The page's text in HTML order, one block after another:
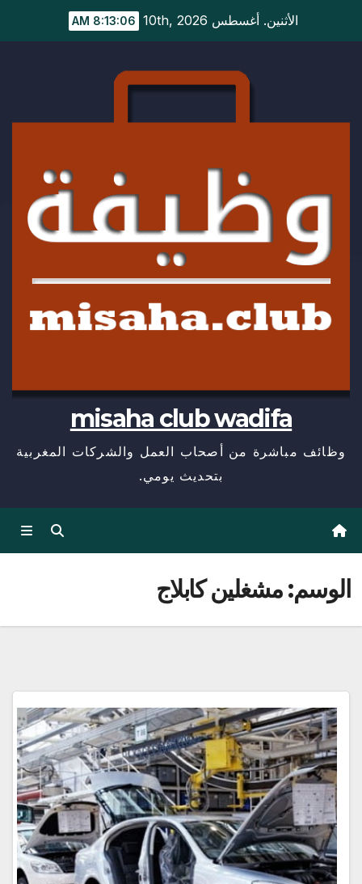
الأثنين. أغسطس 10th, 2026 8:13:06 AM
misaha club wadifa
وظائف مباشرة من أصحاب العمل والشركات المغربية
بتحديث يومي.
الوسم:مشغلين كابلاج